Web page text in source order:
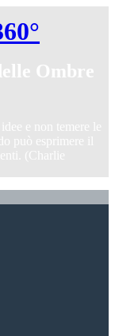
Ombre
e non temere le
può esprimere il
(Charlie